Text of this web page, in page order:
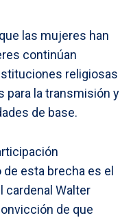
las mujeres han
continúan
religiosas
para la transmisión y
de base.
esta brecha es el
cardenal Walter
de que